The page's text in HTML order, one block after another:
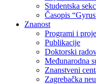
Studentska
Časopis
Znanost
Programi i
Publikacije
Doktorski
Međunarodna
Znanstveni
Zagrebačka